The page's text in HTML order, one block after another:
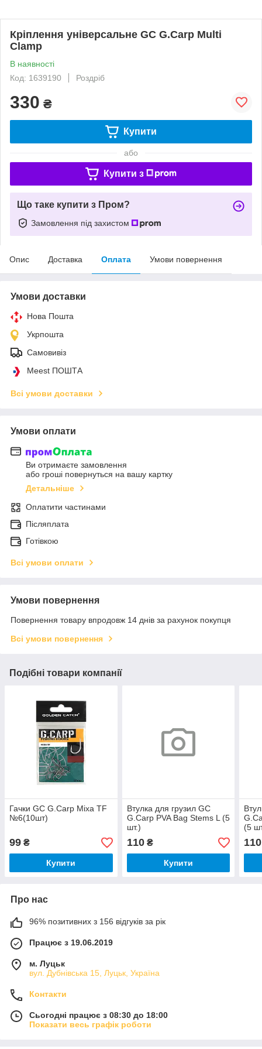
Кріплення універсальне GC G.Carp Multi
Clamp
В наявності
Код: 1639190
Роздріб
330 ₴
Купити
або
Купити з
Що таке купити з Пром?
Замовлення під захистом
Опис Доставка Оплата Умови повернення
Умови доставки
Нова Пошта
Укрпошта
Самовивіз
Meest ПОШТА
Всі умови доставки
Умови оплати
Ви отримаєте замовлення
або гроші повернуться на вашу картку
Детальніше
Оплатити частинами
Післяплата
Готівкою
Всі умови оплати
Умови повернення
Повернення товару впродовж 14 днів за рахунок покупця
Всі умови повернення
Подібні товари компанії
Гачки GC G.Carp Mixa TF
№6(10шт)
99 ₴
Купити
Втулка для грузил GC
G.Carp PVA Bag Stems L (5
шт.)
110₴
Купити
(5
110
Про нас
96% позитивних з 156 відгуків за рік
Працює з 19.06.2019
м. Луцьк
вул. Дубнівська 15, Луцьк, Україна
Контакти
Сьогодні працює з 08:30 до 18:00
Показати весь графік роботи